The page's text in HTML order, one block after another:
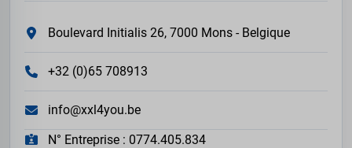
Boulevard Initialis 26, 7000 Mons - Belgique
+32 (0)65 708913
info@xxl4you.be
N° Entreprise : 0774.405.834